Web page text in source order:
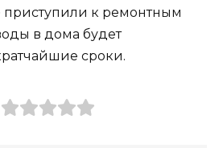
к ремонтным
в дома будет
сроки.